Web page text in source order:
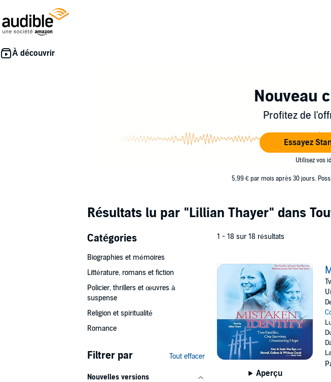
Nouveau
Profitez de
Essayez
Utilisez vos
5,99 € par mois après 30 jours.
Résultats lu par "Lillian Thayer" dans
Catégories
Biographies et mémoires
Littérature, romans et fiction
Policier, thrillers et œuvres à
suspense
Religion et spiritualité
Romance
Filtrer par Tout effacer
Nouvelles versions
1 - 18 sur 18 résultats
Aperçu